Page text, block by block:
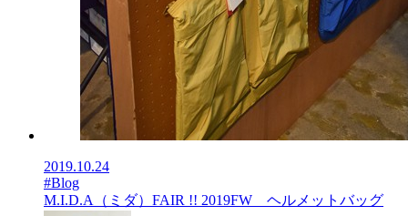
2019.10.24
#Blog
M.I.D.A（ミダ）FAIR !! 2019FW ヘルメットバッグ